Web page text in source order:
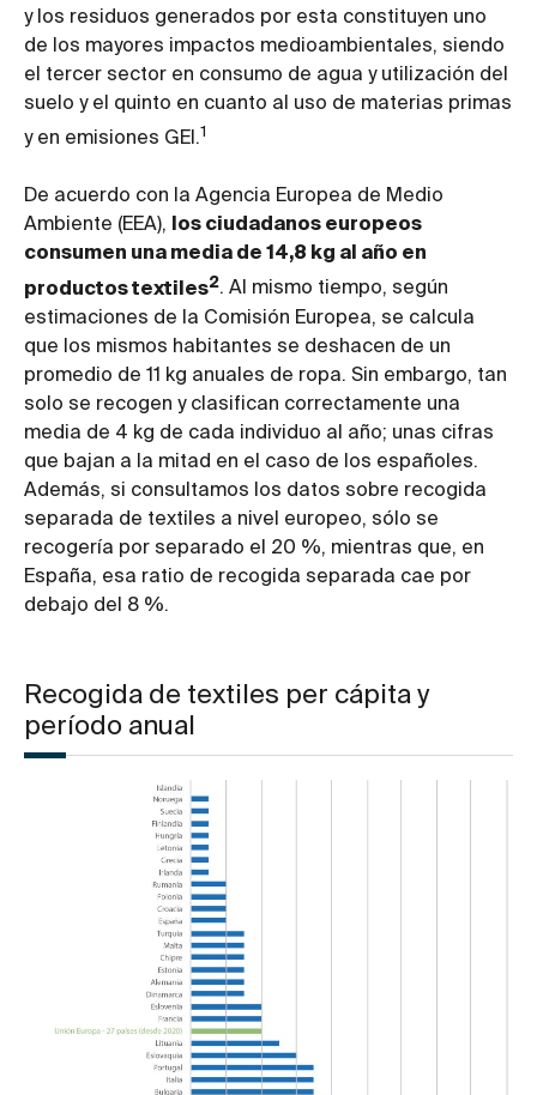
y los residuos generados por esta constituyen uno
de los mayores impactos medioambientales, siendo
el tercer sector en consumo de agua y utilización del
suelo y el quinto en cuanto al uso de materias primas
y en emisiones GEI.1
De acuerdo con la Agencia Europea de Medio
Ambiente (EEA), los ciudadanos europeos
consumen una media de 14,8 kg al año en
productos textiles2. Al mismo tiempo, según
estimaciones de la Comisión Europea, se calcula
que los mismos habitantes se deshacen de un
promedio de 11 kg anuales de ropa. Sin embargo, tan
solo se recogen y clasifican correctamente una
media de 4 kg de cada individuo al año; unas cifras
que bajan a la mitad en el caso de los españoles.
Además, si consultamos los datos sobre recogida
separada de textiles a nivel europeo, sólo se
recogería por separado el 20 %, mientras que, en
España, esa ratio de recogida separada cae por
debajo del 8 %.
Recogida de textiles per cápita y
período anual